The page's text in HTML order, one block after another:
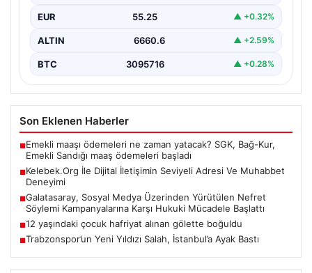
EUR 55.25 ▲ +0.32%
ALTIN 6660.6 ▲ +2.59%
BTC 3095716 ▲ +0.28%
Son Eklenen Haberler
■Emekli maaşı ödemeleri ne zaman yatacak? SGK, Bağ-Kur,
Emekli Sandığı maaş ödemeleri başladı
■Kelebek.Org İle Dijital İletişimin Seviyeli Adresi Ve Muhabbet
Deneyimi
■Galatasaray, Sosyal Medya Üzerinden Yürütülen Nefret
Söylemi Kampanyalarına Karşı Hukuki Mücadele Başlattı
■12 yaşındaki çocuk hafriyat alınan gölette boğuldu
■Trabzonspor’un Yeni Yıldızı Salah, İstanbul’a Ayak Bastı